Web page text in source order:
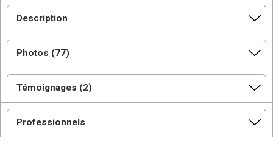
Description
Photos (77)
Témoignages (2)
Professionnels